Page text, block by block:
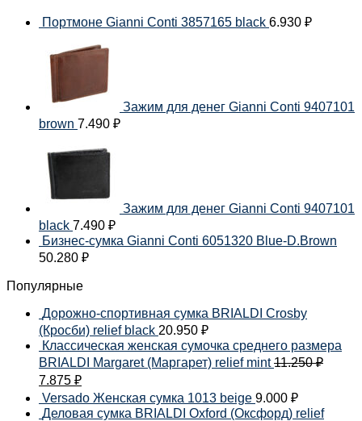
Портмоне Gianni Conti 3857165 black 6.930 ₽
Зажим для денег Gianni Conti 9407101
brown 7.490 ₽
Зажим для денег Gianni Conti 9407101
black 7.490 ₽
Бизнес-сумка Gianni Conti 6051320 Blue-D.Brown
50.280 ₽
Популярные
Дорожно-спортивная сумка BRIALDI Crosby
(Кросби) relief black 20.950 ₽
Классическая женская сумочка среднего размера
BRIALDI Margaret (Маргарет) relief mint 11.250₽
7.875 ₽
Versado Женская сумка 1013 beige 9.000 ₽
Деловая сумка BRIALDI Oxford (Оксфорд) relief